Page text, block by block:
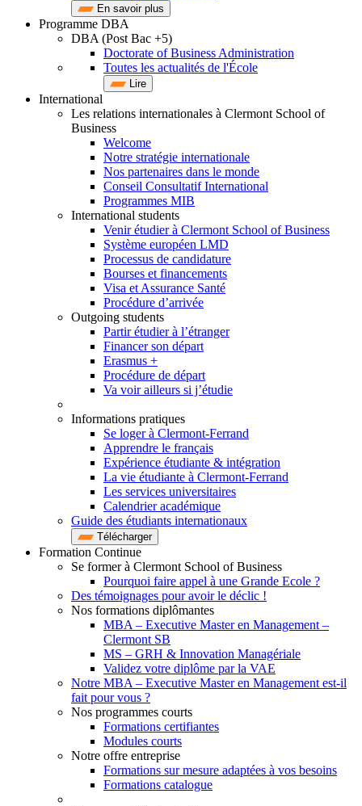
En savoir plus
Programme DBA
DBA (Post Bac +5)
Doctorate of Business Administration
Toutes les actualités de l'École
Lire
International
Les relations internationales à Clermont School of
Business
Welcome
Notre stratégie internationale
Nos partenaires dans le monde
Conseil Consultatif International
Programmes MIB
International students
Venir étudier à Clermont School of Business
Système européen LMD
Processus de candidature
Bourses et financements
Visa et Assurance Santé
Procédure d’arrivée
Outgoing students
Partir étudier à l’étranger
Financer son départ
Erasmus +
Procédure de départ
Va voir ailleurs si j’étudie
Informations pratiques
Se loger à Clermont-Ferrand
Apprendre le français
Expérience étudiante & intégration
La vie étudiante à Clermont-Ferrand
Les services universitaires
Calendrier académique
Guide des étudiants internationaux
Télécharger
Formation Continue
Se former à Clermont School of Business
Pourquoi faire appel à une Grande Ecole ?
Des témoignages pour avoir le déclic !
Nos formations diplômantes
MBA – Executive Master en Management –
Clermont SB
MS – GRH & Innovation Managériale
Validez votre diplôme par la VAE
Notre MBA – Executive Master en Management est-il
fait pour vous ?
Nos programmes courts
Formations certifiantes
Modules courts
Notre offre entreprise
Formations sur mesure adaptées à vos besoins
Formations catalogue